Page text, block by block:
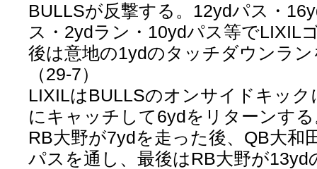
BULLSが反撃する。12ydパス・
ス・2ydラン・10ydパス等でLIXIL
後は意地の1ydのタッチダウンラ
（29-7）
LIXILはBULLSのオンサイドキック
にキャッチして6ydをリターンす
RB大野が7ydを走った後、QB大和
パスを通し、最後はRB大野が